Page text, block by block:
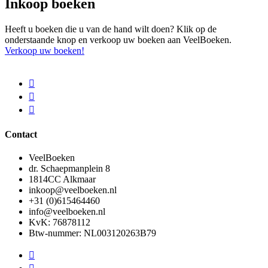
Inkoop boeken
Heeft u boeken die u van de hand wilt doen? Klik op de
onderstaande knop en verkoop uw boeken aan VeelBoeken.
Verkoop uw boeken!
Contact
VeelBoeken
dr. Schaepmanplein 8
1814CC Alkmaar
inkoop@veelboeken.nl
+31 (0)615464460
info@veelboeken.nl
KvK: 76878112
Btw-nummer: NL003120263B79